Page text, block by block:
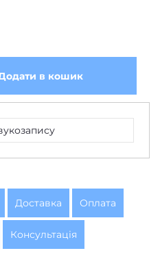
в кошик
Доставка Оплата
Консультація